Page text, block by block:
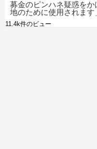
募金のピンハネ疑惑を
地のために使用されま
11.4k件のビュー